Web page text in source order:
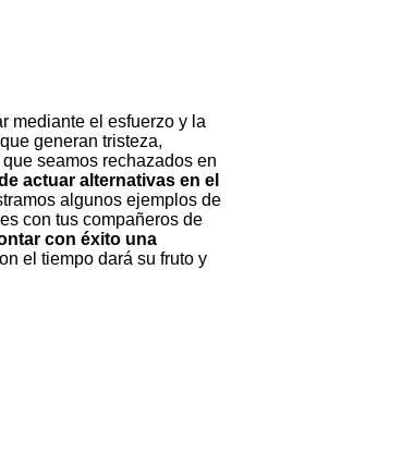
mediante el esfuerzo y la
generan tristeza,
seamos rechazados en
actuar alternativas en el
algunos ejemplos de
con tus compañeros de
con éxito una
el tiempo dará su fruto y